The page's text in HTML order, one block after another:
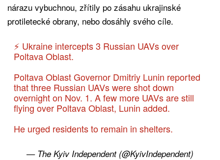
nárazu vybuchnou, zřítily po zásahu ukrajinské
protiletecké obrany, nebo dosáhly svého cíle.
⚡️ Ukraine intercepts 3 Russian UAVs over
Poltava Oblast.
Poltava Oblast Governor Dmitriy Lunin reported
that three Russian UAVs were shot down
overnight on Nov. 1. A few more UAVs are still
flying over Poltava Oblast, Lunin added.
He urged residents to remain in shelters.
— The Kyiv Independent (@KyivIndependent)